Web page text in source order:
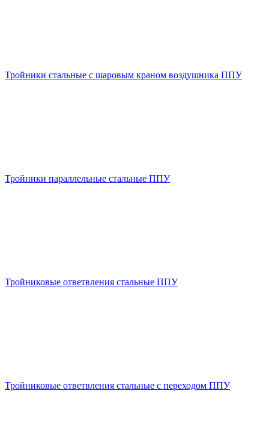
Тройники стальные с шаровым краном воздушника ППУ
Тройники параллельные стальные ППУ
Тройниковые ответвления стальные ППУ
Тройниковые ответвления стальные с переходом ППУ